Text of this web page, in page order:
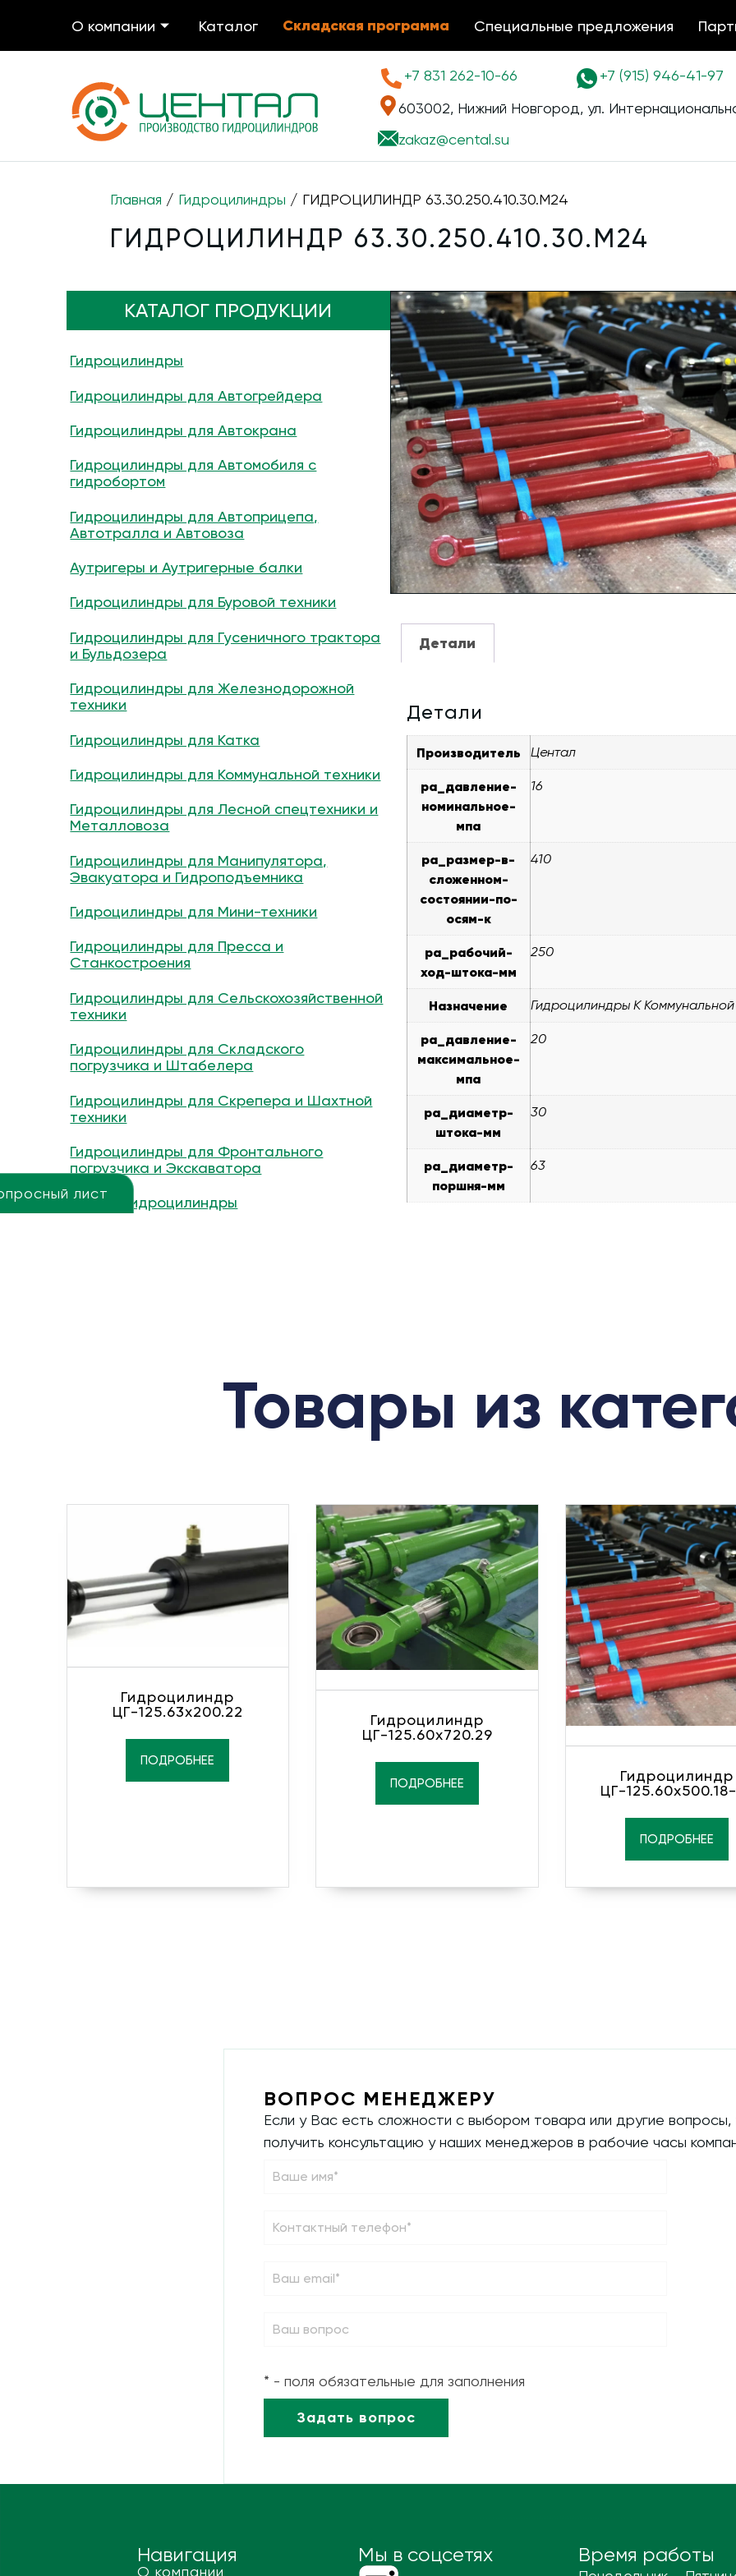
О компании Каталог Складская программа Специальные предложения
+7 831 262-10-66
+7 (915) 946-41-97
603002, Нижний Новгород, ул.
zakaz@cental.su
лист
Главная / Гидроцилиндры / ГИДРОЦИЛИНДР 63.30.250.410.30.М24
ГИДРОЦИЛИНДР 63.30.250.410.30.М24
КАТАЛОГ ПРОДУКЦИИ
Гидроцилиндры
Гидроцилиндры для Автогрейдера
Гидроцилиндры для Автокрана
Гидроцилиндры для Автомобиля с
гидробортом
Гидроцилиндры для Автоприцепа,
Автотралла и Автовоза
Аутригеры и Аутригерные балки
Гидроцилиндры для Буровой техники
Гидроцилиндры для Гусеничного трактора
и Бульдозера
Гидроцилиндры для Железнодорожной
техники
Гидроцилиндры для Катка
Гидроцилиндры для Коммунальной техники
Гидроцилиндры для Лесной спецтехники и
Металловоза
Гидроцилиндры для Манипулятора,
Эвакуатора и Гидроподъемника
Гидроцилиндры для Мини-техники
Гидроцилиндры для Пресса и
Станкостроения
Гидроцилиндры для Сельскохозяйственной
техники
Гидроцилиндры для Складского
погрузчика и Штабелера
Гидроцилиндры для Скрепера и Шахтной
техники
Гидроцилиндры для Фронтального
погрузчика и Экскаватора
Другие гидроцилиндры
Детали
Детали
Производитель Центал
pa_давление-
номинальное-
мпа
16
pa_размер-в-
сложенном-
состоянии-по-
осям-к
410
pa_рабочий-
ход-штока-мм
250
Назначение Гидроцилиндры К
pa_давление-
максимальное-
мпа
20
pa_диаметр-
штока-мм
30
pa_диаметр-
поршня-мм
63
Товары из
Гидроцилиндр
ЦГ-125.63х200.22
ПОДРОБНЕЕ
Гидроцилиндр
ЦГ-125.60х720.29
ПОДРОБНЕЕ
Гидроцилиндр
ЦГ-
ПОДРОБНЕЕ
ВОПРОС МЕНЕДЖЕРУ
Если у Вас есть сложности с выбором товара или другие
получить консультацию у наших менеджеров в рабочие часы
* - поля обязательные для заполнения
Навигация
О компании
Мы в соцсетях Время работы